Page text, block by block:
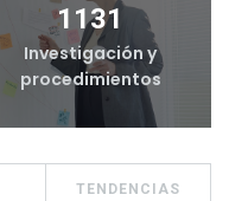
1131
Investigación y
procedimientos
TENDENCIAS